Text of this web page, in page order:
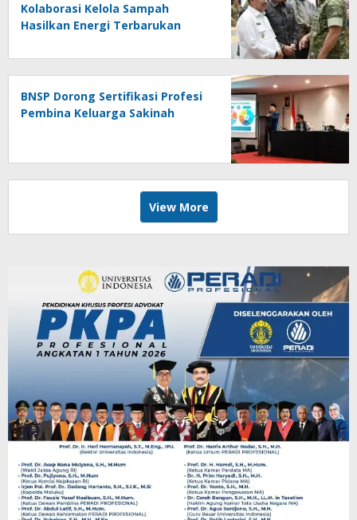
Kolaborasi Kelola Sampah
Hasilkan Energi Terbarukan
BNSP Dorong Sertifikasi Profesi
Pembina Keluarga Sakinah
View More